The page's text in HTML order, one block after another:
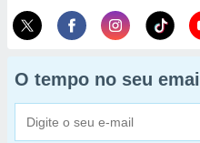
O tempo no seu email